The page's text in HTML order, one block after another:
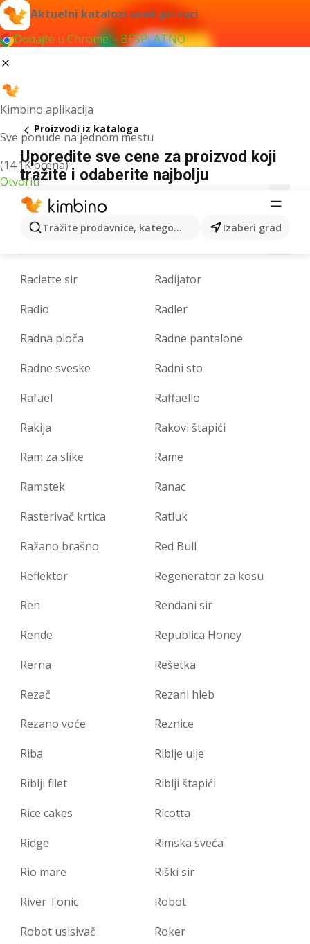
Aktuelni katalozi uvek pri ruci
Dodajte u Chrome – BESPLATNO
Kimbino aplikacija
Sve ponude na jednom mestu
(14.1K ocena)
Otvoriti
Tražite prodavnice, kategorije, proizvode...Izaberi grad
Proizvodi iz kataloga
Uporedite sve cene za proizvod koji
tražite i odaberite najbolju
3 5 7 F
L
M N O P Q S T U
Raclette sir
Radijator
Radio
Radler
Radna ploča
Radne pantalone
Radne sveske
Radni sto
Rafael
Raffaello
Rakija
Rakovi štapići
Ram za slike
Rame
Ramstek
Ranac
Rasterivač krtica
Ratluk
Ražano brašno
Red Bull
Reflektor
Regenerator za kosu
Ren
Rendani sir
Rende
Republica Honey
Rerna
Rešetka
Rezač
Rezani hleb
Rezano voće
Reznice
Riba
Riblje ulje
Riblji filet
Riblji štapići
Rice cakes
Ricotta
Ridge
Rimska sveća
Rio mare
Riški sir
River Tonic
Robot
Robot usisivač
Roker